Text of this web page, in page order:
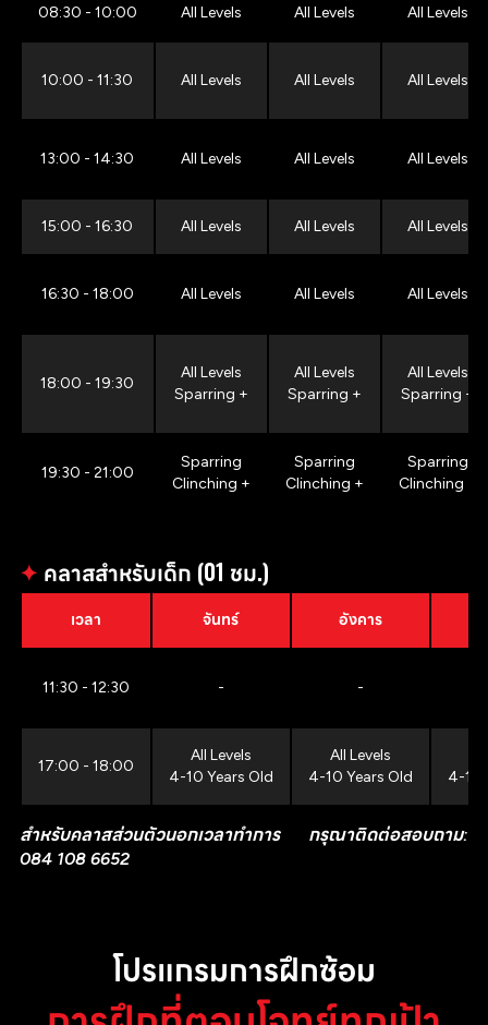
08:30 - 10:00 All Levels All Levels All Levels
10:00 - 11:30 All Levels All Levels All Levels
13:00 - 14:30 All Levels All Levels All Levels
15:00 - 16:30 All Levels All Levels All Levels
16:30 - 18:00 All Levels All Levels All Levels
18:00 - 19:30
All Levels
Sparring +
All Levels
Sparring +
All Levels
Sparring +
19:30 - 21:00
Sparring
Clinching +
Sparring
Clinching +
Sparring
Clinching +
✦ คลาสสำหรับเด็ก (01 ชม.)
เวลา จันทร์ อังคาร
11:30 - 12:30 - -
17:00 - 18:00
All Levels
4-10 Years Old
All Levels
4-10 Years Old
4-10
สำหรับคลาสส่วนตัวนอกเวลาทำการ กรุณาติดต่อสอบถาม:
084 108 6652
โปรแกรมการฝึกซ้อม